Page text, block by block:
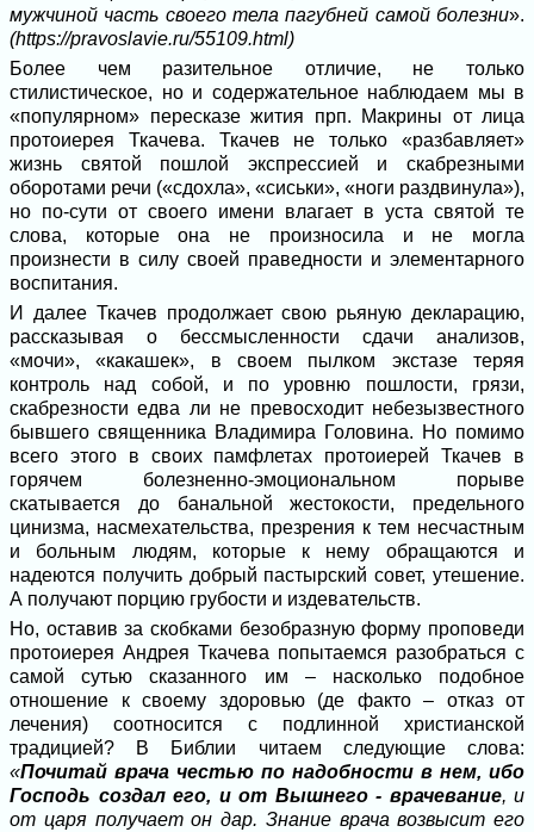
мужчиной часть своего тела пагубней самой болезни».
(https://pravoslavie.ru/55109.html)
Более чем разительное отличие, не только
стилистическое, но и содержательное наблюдаем мы в
«популярном» пересказе жития прп. Макрины от лица
протоиерея Ткачева. Ткачев не только «разбавляет»
жизнь святой пошлой экспрессией и скабрезными
оборотами речи («сдохла», «сиськи», «ноги раздвинула»),
но по-сути от своего имени влагает в уста святой те
слова, которые она не произносила и не могла
произнести в силу своей праведности и элементарного
воспитания.
И далее Ткачев продолжает свою рьяную декларацию,
рассказывая о бессмысленности сдачи анализов,
«мочи», «какашек», в своем пылком экстазе теряя
контроль над собой, и по уровню пошлости, грязи,
скабрезности едва ли не превосходит небезызвестного
бывшего священника Владимира Головина. Но помимо
всего этого в своих памфлетах протоиерей Ткачев в
горячем болезненно-эмоциональном порыве
скатывается до банальной жестокости, предельного
цинизма, насмехательства, презрения к тем несчастным
и больным людям, которые к нему обращаются и
надеются получить добрый пастырский совет, утешение.
А получают порцию грубости и издевательств.
Но, оставив за скобками безобразную форму проповеди
протоиерея Андрея Ткачева попытаемся разобраться с
самой сутью сказанного им – насколько подобное
отношение к своему здоровью (де факто – отказ от
лечения) соотносится с подлинной христианской
традицией? В Библии читаем следующие слова:
«Почитай врача честью по надобности в нем, ибо
Господь создал его, и от Вышнего - врачевание, и
от царя получает он дар. Знание врача возвысит его